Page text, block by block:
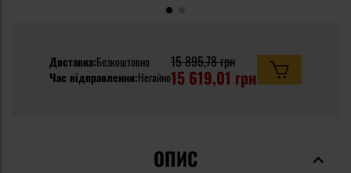
Доставка:Безкоштовно
Час відправлення:Негайно
15 895,78 грн
15 619,01 грн
ОПИС